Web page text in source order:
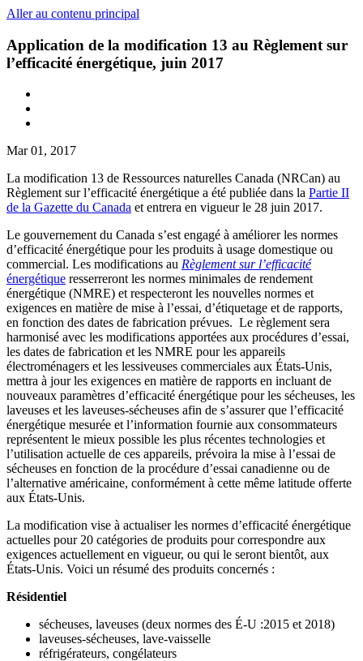
Aller au contenu principal
Application de la modification 13 au Règlement sur
l’efficacité énergétique, juin 2017
Mar 01, 2017
La modification 13 de Ressources naturelles Canada (NRCan) au
Règlement sur l’efficacité énergétique a été publiée dans la Partie II
de la Gazette du Canada et entrera en vigueur le 28 juin 2017.
Le gouvernement du Canada s’est engagé à améliorer les normes
d’efficacité énergétique pour les produits à usage domestique ou
commercial. Les modifications au Règlement sur l’efficacité
énergétique resserreront les normes minimales de rendement
énergétique (NMRE) et respecteront les nouvelles normes et
exigences en matière de mise à l’essai, d’étiquetage et de rapports,
en fonction des dates de fabrication prévues. Le règlement sera
harmonisé avec les modifications apportées aux procédures d’essai,
les dates de fabrication et les NMRE pour les appareils
électroménagers et les lessiveuses commerciales aux États-Unis,
mettra à jour les exigences en matière de rapports en incluant de
nouveaux paramètres d’efficacité énergétique pour les sécheuses, les
laveuses et les laveuses-sécheuses afin de s’assurer que l’efficacité
énergétique mesurée et l’information fournie aux consommateurs
représentent le mieux possible les plus récentes technologies et
l’utilisation actuelle de ces appareils, prévoira la mise à l’essai de
sécheuses en fonction de la procédure d’essai canadienne ou de
l’alternative américaine, conformément à cette même latitude offerte
aux États-Unis.
La modification vise à actualiser les normes d’efficacité énergétique
actuelles pour 20 catégories de produits pour correspondre aux
exigences actuellement en vigueur, ou qui le seront bientôt, aux
États-Unis. Voici un résumé des produits concernés :
Résidentiel
sécheuses, laveuses (deux normes des É-U :2015 et 2018)
laveuses-sécheuses, lave-vaisselle
réfrigérateurs, congélateurs